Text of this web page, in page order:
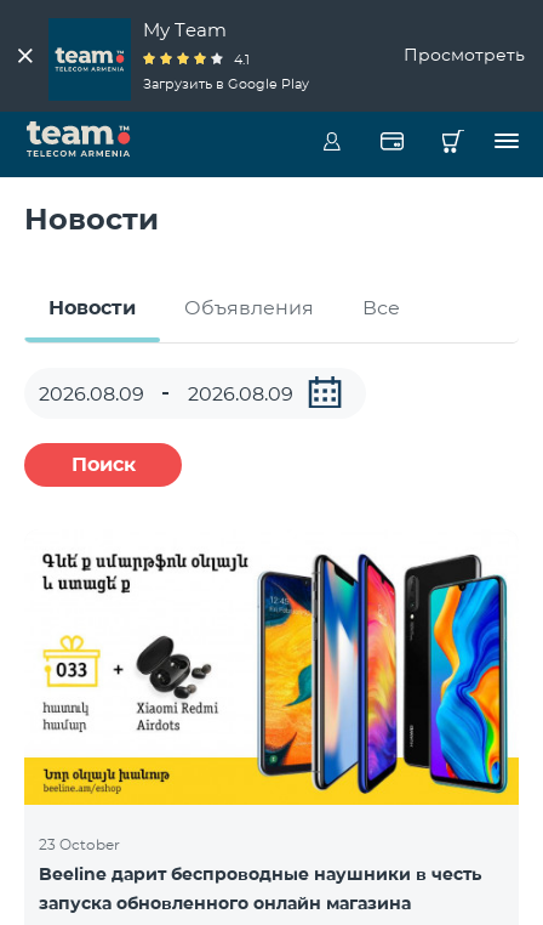
My Team
4.1
Загрузить в Google Play
Просмотреть
Новости
Новости Объявления Все
Поиск
23 October
Beeline дарит беспроводные наушники в честь
запуска обновленного онлайн магазина